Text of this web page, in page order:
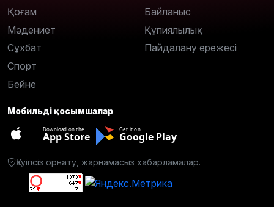
Қоғам
Мәдениет
Сұхбат
Спорт
Бейне
Байланыс
Құпиялылық
Пайдалану ережесі
Мобильді қосымшалар
Download on the
App Store
Get it on
Google Play
Қауіпсіз орнату, жарнамасыз хабарламалар.